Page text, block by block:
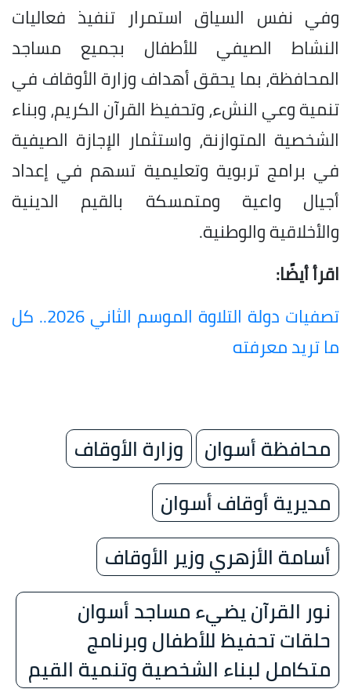
وفي نفس السياق استمرار تنفيذ فعاليات
النشاط الصيفي للأطفال بجميع مساجد
المحافظة، بما يحقق أهداف وزارة الأوقاف في
تنمية وعي النشء، وتحفيظ القرآن الكريم، وبناء
الشخصية المتوازنة، واستثمار الإجازة الصيفية
في برامج تربوية وتعليمية تسهم في إعداد
أجيال واعية ومتمسكة بالقيم الدينية
والأخلاقية والوطنية.
اقرأ أيضًا:
تصفيات دولة التلاوة الموسم الثاني 2026.. كل
ما تريد معرفته
محافظة أسوان
وزارة الأوقاف
مديرية أوقاف أسوان
أسامة الأزهري وزير الأوقاف
نور القرآن يضيء مساجد أسوان
حلقات تحفيظ للأطفال وبرنامج
متكامل لبناء الشخصية وتنمية القيم